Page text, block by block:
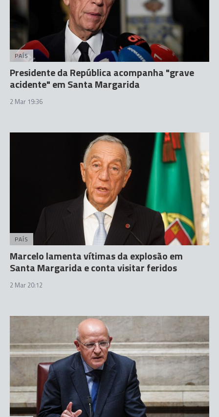
PAÍS
Presidente da República acompanha "grave
acidente" em Santa Margarida
2 Mar 19:36
PAÍS
Marcelo lamenta vítimas da explosão em
Santa Margarida e conta visitar feridos
2 Mar 20:12